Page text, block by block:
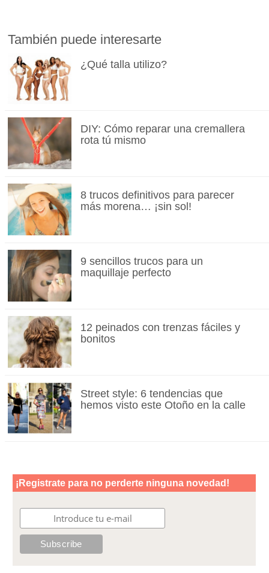
También puede interesarte
¿Qué talla utilizo?
DIY: Cómo reparar una cremallera
rota tú mismo
8 trucos definitivos para parecer
más morena… ¡sin sol!
9 sencillos trucos para un
maquillaje perfecto
12 peinados con trenzas fáciles y
bonitos
Street style: 6 tendencias que
hemos visto este Otoño en la calle